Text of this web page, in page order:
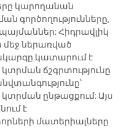
կարողանան
գործողությունները,
Հիդրավլիկ
ներառված
կատարում է
կտրման ճշգրտությունը
ընթացքում: Այս
է
մատերիալները